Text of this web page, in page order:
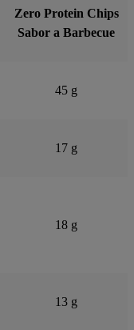
Zero Protein Chips
Sabor a Barbecue
45 g
17 g
18 g
13 g